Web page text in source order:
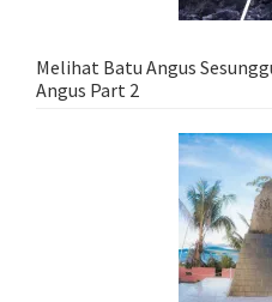
Melihat Batu Angus
Angus Part 2